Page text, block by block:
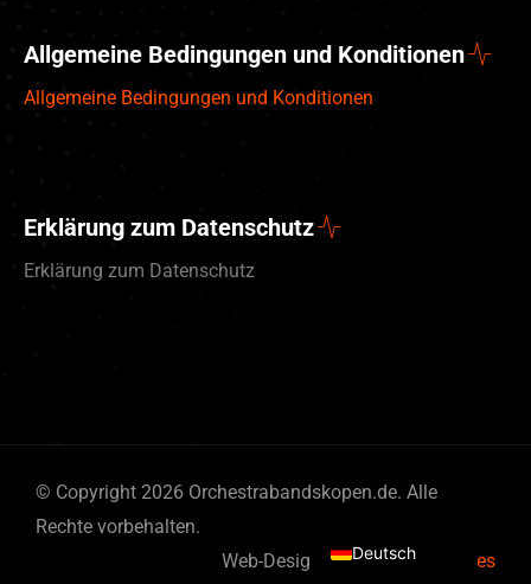
Allgemeine Bedingungen und Konditionen
Allgemeine Bedingungen und Konditionen
Erklärung zum Datenschutz
Erklärung zum Datenschutz
© Copyright 2026 Orchestrabandskopen.de. Alle
Rechte vorbehalten.
Web-Design vonBy Bits & Pieces
Deutsch